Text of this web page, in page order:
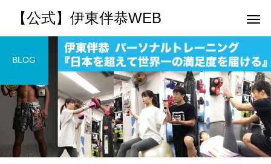
【公式】伊東伴恭WEB
トレーナーとして 個別トレー
パーソナルトレーニ パーソナルトレーニ
BLOG